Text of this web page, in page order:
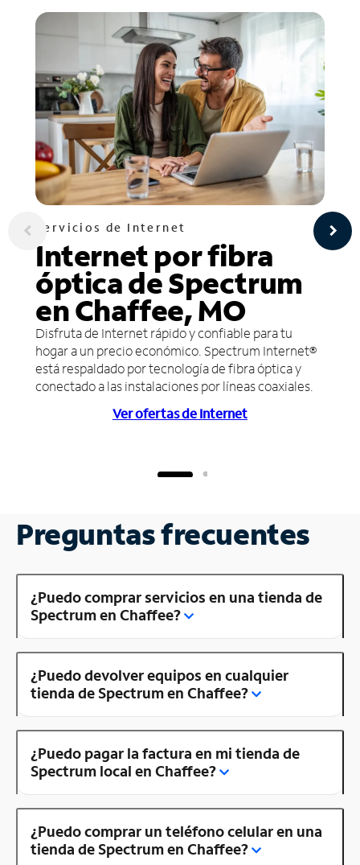
Servicios de Internet
Internet por fibra
óptica de Spectrum
en Chaffee, MO
Disfruta de Internet rápido y confiable para tu
hogar a un precio económico. Spectrum Internet®
está respaldado por tecnología de fibra óptica y
conectado a las instalaciones por líneas coaxiales.
Ver ofertas de Internet
Preguntas frecuentes
¿Puedo comprar servicios en una tienda de
Spectrum en Chaffee?
¿Puedo devolver equipos en cualquier
tienda de Spectrum en Chaffee?
¿Puedo pagar la factura en mi tienda de
Spectrum local en Chaffee?
¿Puedo comprar un teléfono celular en una
tienda de Spectrum en Chaffee?